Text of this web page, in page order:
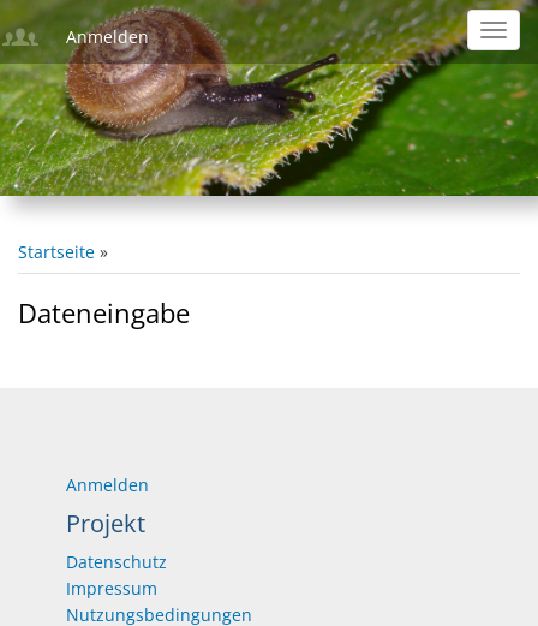
Direkt
zum
Inhalt
Anmelden
Pfadnavigation
Startseite
Dateneingabe
Anmelden
Projekt
Datenschutz
Impressum
Nutzungsbedingungen